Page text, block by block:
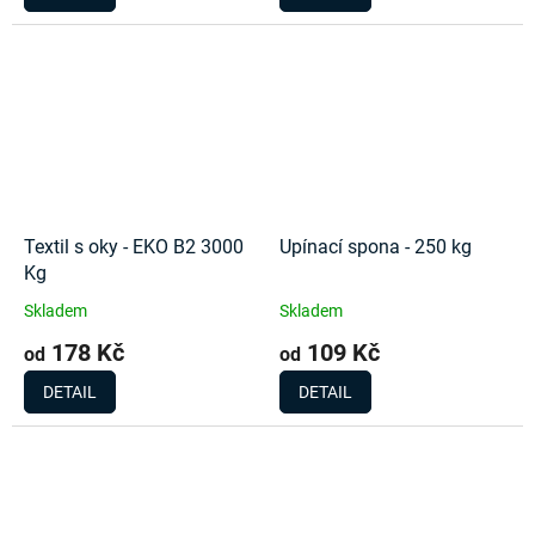
Textil s oky - EKO B2 3000
Kg
Skladem
od 178 Kč
DETAIL
Upínací spona - 250 kg
Skladem
od 109 Kč
DETAIL